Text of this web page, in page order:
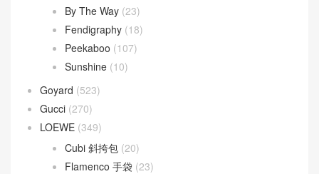
Dior Saddle(1)
DIOR TOUJOURS
Lady D-Joy(26)
Lady Dior (37)
Fendi(577)
Baguette
By The Way
Fendigraphy (18)
Peekaboo (107)